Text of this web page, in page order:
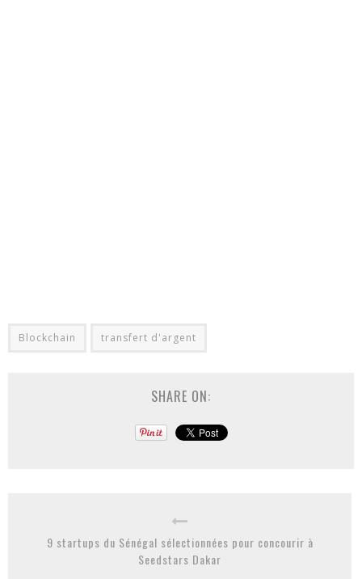
Blockchain transfert d'argent
SHARE ON:
9 startups du Sénégal sélectionnées pour concourir à
Seedstars Dakar